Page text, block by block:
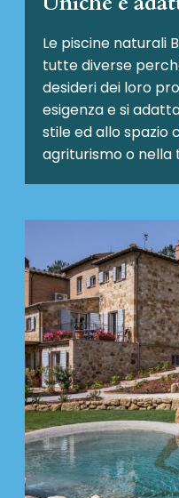
Le piscine naturali
tutte diverse
desideri dei loro
esigenza e si
stile ed allo spazio
agriturismo o